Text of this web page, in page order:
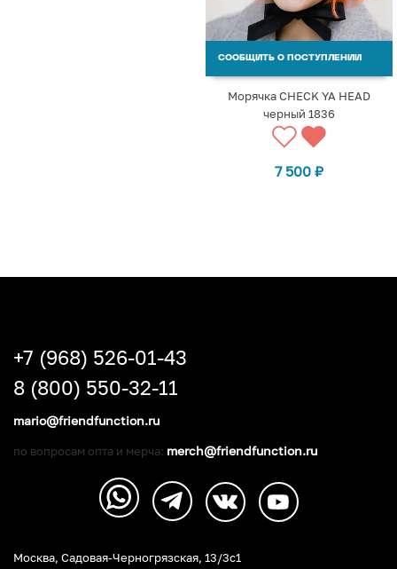
СООБЩИТЬ О ПОСТУПЛЕНИИ
Морячка CHECK YA HEAD
черный 1836
7 500 ₽
Москва, Садовая-Черногрязская, 13/3c1
+7 (968) 526-01-43
8 (800) 550-32-11
mario@friendfunction.ru
по вопросам опта и мерча: merch@friendfunction.ru